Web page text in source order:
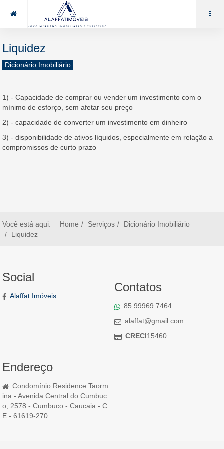
85 99969.7464 alaffat@gmail.com
Liquidez
Dicionário Imobiliário
1) - Capacidade de comprar ou vender um investimento com o
mínimo de esforço, sem afetar seu preço
2) - capacidade de converter um investimento em dinheiro
3) - disponibilidade de ativos líquidos, especialmente em relação a
compromissos de curto prazo
Você está aqui: Home Serviços
Dicionário Imobiliário
Liquidez
Social
Alaffat Imóveis
Contatos
85 99969.7464
alaffat@gmail.com
CRECI15460
Endereço
Condomínio Residence Taorm
ina - Avenida Central do Cumbuc
o, 2578 - Cumbuco - Caucaia - C
E - 61619-270